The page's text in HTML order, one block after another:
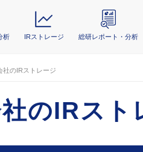
析 IRストレージ 総研レポート・分析
社のIRストレージ
のIRスト